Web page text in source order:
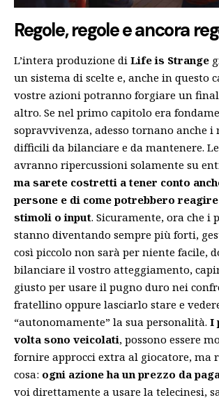
Regole, regole e ancora
L’intera produzione di Life is Strange
un sistema di scelte e, anche in questo
vostre azioni potranno forgiare un
altro. Se nel primo capitolo era
sopravvivenza, adesso tornano anche
difficili da bilanciare e da mantenere.
avranno ripercussioni solamente su
ma sarete costretti a tener conto
persone e di come potrebbero
stimoli o input. Sicuramente, ora che i
stanno diventando sempre più forti,
così piccolo non sarà per niente facile,
bilanciare il vostro atteggiamento,
giusto per usare il pugno duro nei
fratellino oppure lasciarlo stare e
“autonomamente” la sua personalità. I
volta sono veicolati, possono essere
fornire approcci extra al giocatore, ma
cosa: ogni azione ha un prezzo da
voi direttamente a usare la telecinesi,